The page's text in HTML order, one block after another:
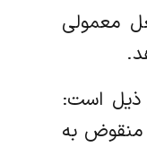
معمولی
ذیل است:
منقوض به